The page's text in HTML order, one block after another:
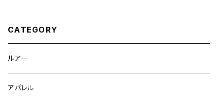
CATEGORY
ルアー
アパレル